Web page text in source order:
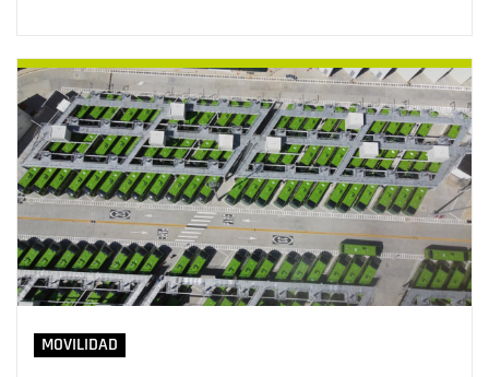
MOVILIDAD